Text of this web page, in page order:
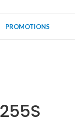
PROMOTIONS